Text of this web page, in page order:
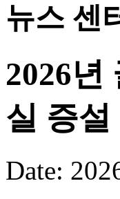
뉴스 센
2026년
실 증
Date: